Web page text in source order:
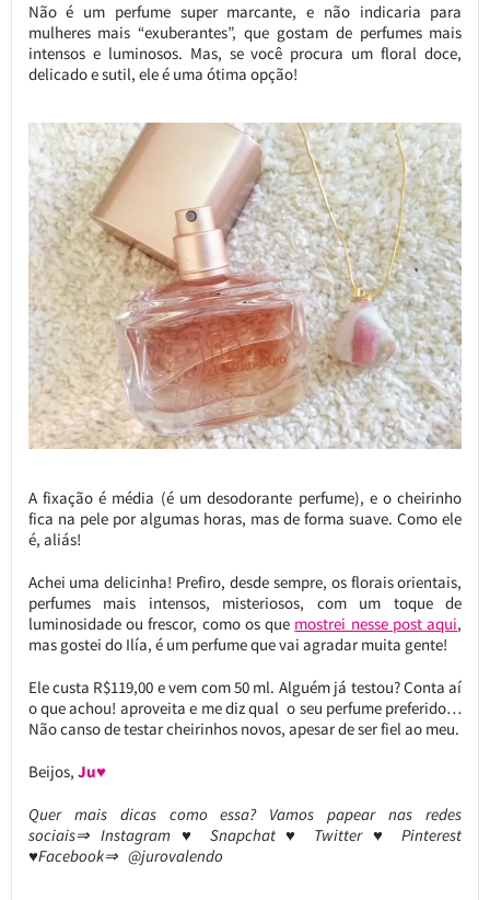
Não é um perfume super marcante, e não indicaria para
mulheres mais “exuberantes”, que gostam de perfumes mais
intensos e luminosos. Mas, se você procura um floral doce,
delicado e sutil, ele é uma ótima opção!
A fixação é média (é um desodorante perfume), e o cheirinho
fica na pele por algumas horas, mas de forma suave. Como ele
é, aliás!
Achei uma delicinha! Prefiro, desde sempre, os florais orientais,
perfumes mais intensos, misteriosos, com um toque de
luminosidade ou frescor, como os que mostrei nesse post aqui,
mas gostei do Ilía, é um perfume que vai agradar muita gente!
Ele custa R$119,00 e vem com 50 ml. Alguém já testou? Conta aí
o que achou! aproveita e me diz qual o seu perfume preferido…
Não canso de testar cheirinhos novos, apesar de ser fiel ao meu.
Beijos, Ju♥
Quer mais dicas como essa? Vamos papear nas redes
sociais⇒ Instagram ♥ Snapchat ♥ Twitter ♥ Pinterest
♥Facebook⇒ @jurovalendo